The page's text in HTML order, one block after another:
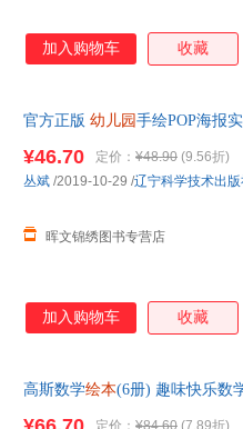
加入购物车 收藏
官方正版 幼儿园 手绘POP海报
¥46.70 定价： ¥48.90 (9.56折)
晖文锦绣图书专营店
丛斌 /2019-10-29 /辽宁科学技术出
加入购物车 收藏
高斯数学绘本(6册) 趣味快乐数
定价： ¥84.60 (7.89折)